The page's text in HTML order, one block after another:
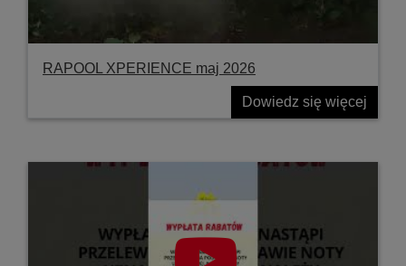
RAPOOL XPERIENCE maj 2026
Dowiedz się więcej